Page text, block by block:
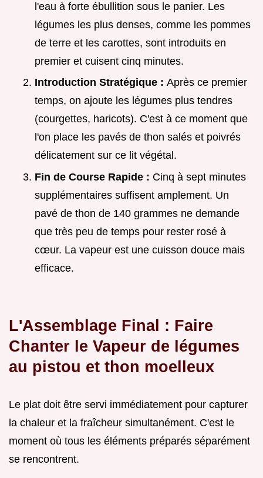
l'eau à forte ébullition sous le panier. Les
légumes les plus denses, comme les pommes
de terre et les carottes, sont introduits en
premier et cuisent cinq minutes.
Introduction Stratégique : Après ce premier
temps, on ajoute les légumes plus tendres
(courgettes, haricots). C'est à ce moment que
l'on place les pavés de thon salés et poivrés
délicatement sur ce lit végétal.
Fin de Course Rapide : Cinq à sept minutes
supplémentaires suffisent amplement. Un
pavé de thon de 140 grammes ne demande
que très peu de temps pour rester rosé à
cœur. La vapeur est une cuisson douce mais
efficace.
L'Assemblage Final : Faire
Chanter le Vapeur de légumes
au pistou et thon moelleux
Le plat doit être servi immédiatement pour capturer
la chaleur et la fraîcheur simultanément. C'est le
moment où tous les éléments préparés séparément
se rencontrent.